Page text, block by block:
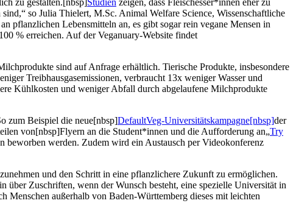
so Julia Thielert, M.Sc. Animal Welfare Science, Wissenschaftliche
pflanzlichen Lebensmitteln an, es gibt sogar rein vegane Mensen in
% erreichen. Auf der Veganuary-Website findet
sind auf Anfrage erhältlich. Tierische Produkte, insbesondere
Treibhausgasemissionen, verbraucht 13x weniger Wasser und
Kühlkosten und weniger Abfall durch abgelaufene Milchprodukte
zum Beispiel die neue[nbsp]DefaultVeg-Universitätskampagne[nbsp]der
von[nbsp]Flyern an die Student*innen und die Aufforderung an„Try
beworben werden. Zudem wird ein Austausch per Videokonferenz
und den Schritt in eine pflanzlichere Zukunft zu ermöglichen.
Zuschriften, wenn der Wunsch besteht, eine spezielle Universität in
außerhalb von Baden-Württemberg dieses mit leichten